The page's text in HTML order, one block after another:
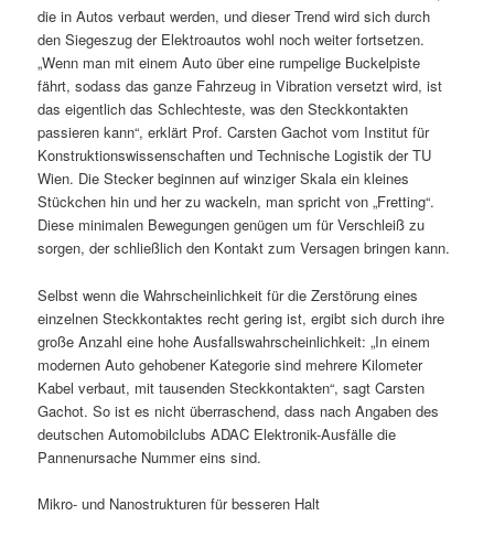
die in Autos verbaut werden, und dieser Trend wird sich durch
den Siegeszug der Elektroautos wohl noch weiter fortsetzen.
„Wenn man mit einem Auto über eine rumpelige Buckelpiste
fährt, sodass das ganze Fahrzeug in Vibration versetzt wird, ist
das eigentlich das Schlechteste, was den Steckkontakten
passieren kann“, erklärt Prof. Carsten Gachot vom Institut für
Konstruktionswissenschaften und Technische Logistik der TU
Wien. Die Stecker beginnen auf winziger Skala ein kleines
Stückchen hin und her zu wackeln, man spricht von „Fretting“.
Diese minimalen Bewegungen genügen um für Verschleiß zu
sorgen, der schließlich den Kontakt zum Versagen bringen kann.
Selbst wenn die Wahrscheinlichkeit für die Zerstörung eines
einzelnen Steckkontaktes recht gering ist, ergibt sich durch ihre
große Anzahl eine hohe Ausfallswahrscheinlichkeit: „In einem
modernen Auto gehobener Kategorie sind mehrere Kilometer
Kabel verbaut, mit tausenden Steckkontakten“, sagt Carsten
Gachot. So ist es nicht überraschend, dass nach Angaben des
deutschen Automobilclubs ADAC Elektronik-Ausfälle die
Pannenursache Nummer eins sind.
Mikro- und Nanostrukturen für besseren Halt